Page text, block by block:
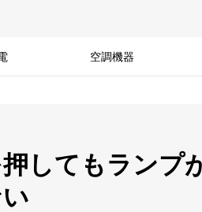
空調機器
してもランプ